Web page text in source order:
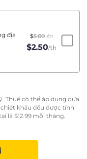
địa
$5.00 /th
$2.50/th
Thuế có thể áp dụng dựa
khấu đều được tính
là $12.99mỗi tháng.